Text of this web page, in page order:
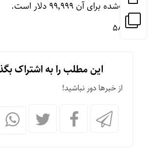
ثبت‌شده برای آن ۹۹٬۹۹۹ دلار است.
۵۸۵۸
این مطلب را به اشتراک
از خبرها دور نباشید!